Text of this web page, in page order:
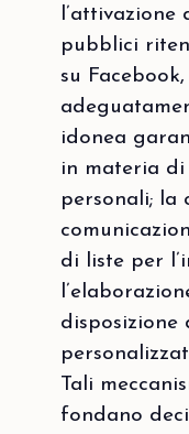
pubblici
su
idonea
in materia
personali; la
di liste per
disposizione
Tali
fondano